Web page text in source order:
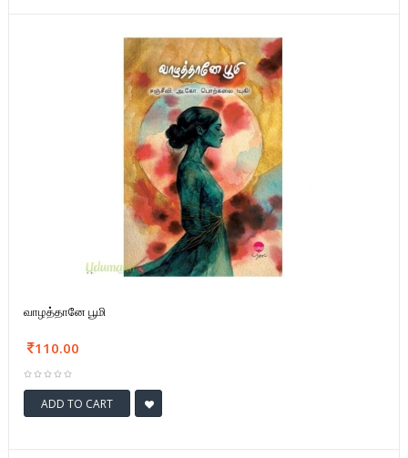
வாழத்தானே பூமி
110.00
ADD TO CART